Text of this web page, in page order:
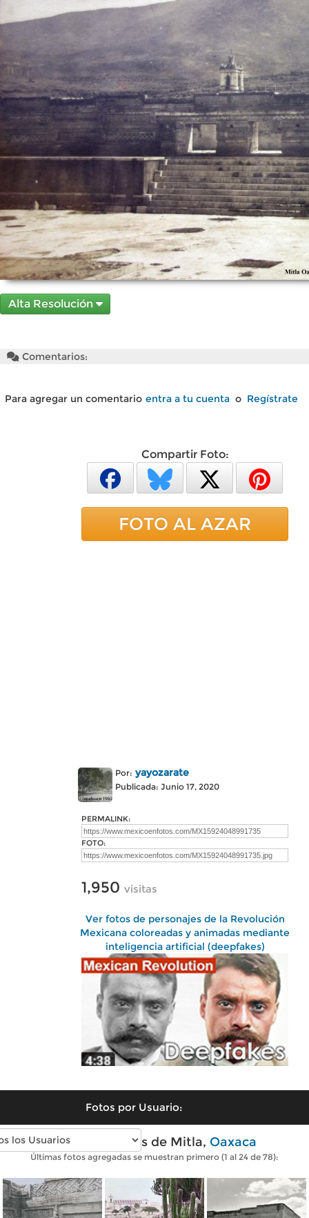
Alta Resolución
Comentarios:
Para agregar un comentario entra a tu cuenta o Regístrate
Compartir Foto:
FOTO AL AZAR
Por: yayozarate
Publicada: Junio 17, 2020
PERMALINK:
FOTO:
1,950 visitas
Ver fotos de personajes de la Revolución
Mexicana coloreadas y animadas mediante
inteligencia artificial (deepfakes)
Fotos por Usuario:
Fotos antiguas de Mitla, Oaxaca
Últimas fotos agregadas se muestran primero (1 al 24 de 78):